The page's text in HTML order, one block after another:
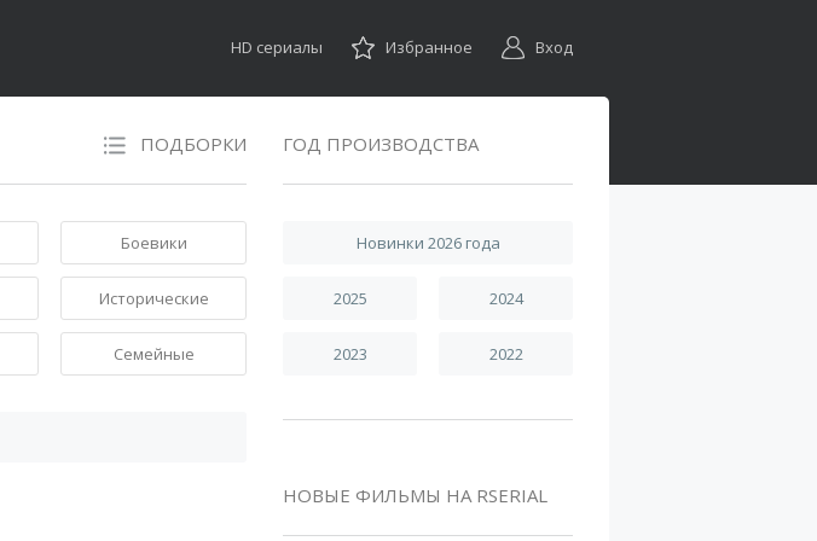
HD сериалы Избранное Вход
ПОДБОРКИ
Боевики
Исторические
Семейные
ГОД ПРОИЗВОДСТВА
Новинки 2026 года
2025 2024
2023 2022
НОВЫЕ ФИЛЬМЫ НА RSERIAL